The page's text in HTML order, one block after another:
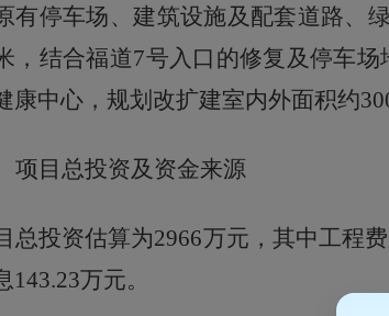
有停车场、建筑设施及配套道路、
，结合福道7号入口的修复及停车
康中心，规划改扩建室内外面积约
项目总投资及资金来源
总投资估算为2966万元，其中工程
143.23万元。